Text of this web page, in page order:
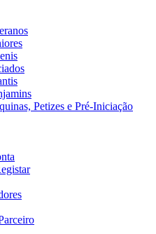
Petizes e Pré-Iniciação